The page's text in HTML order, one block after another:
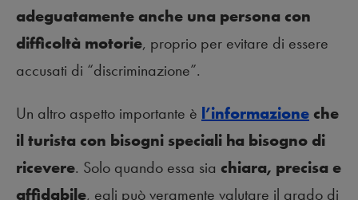
adeguatamente anche una persona con
difficoltà motorie, proprio per evitare di essere
accusati di “discriminazione”.
Un altro aspetto importante è l’informazioneche
il turista con bisogni speciali ha bisogno di
ricevere. Solo quando essa sia chiara, precisa e
affidabile, egli può veramente valutare il grado di